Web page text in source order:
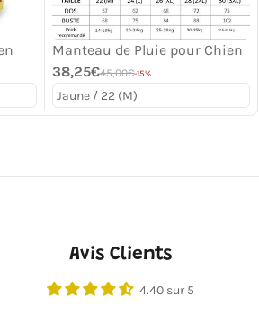
Manteau de Pluie pour Chien
38,25€45,00€-15%
Avis Clients
4.40 sur 5